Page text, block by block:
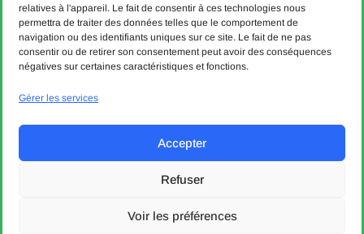
relatives à l'appareil. Le fait de consentir à ces technologies nous
permettra de traiter des données telles que le comportement de
navigation ou des identifiants uniques sur ce site. Le fait de ne pas
consentir ou de retirer son consentement peut avoir des conséquences
négatives sur certaines caractéristiques et fonctions.
Gérer les services
Accepter
Refuser
Voir les préférences
Politique de cookies
Aide & Contact
© 2004 - 7 août 2026. Communauté tarifaire vaudoise Mobilis.
Tous droits réservés.
Entreprises partenaires